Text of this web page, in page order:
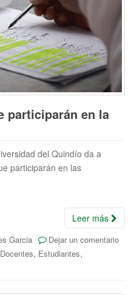
participarán en la
del Quindío da a
participarán en las
Leer más
Garcia
Dejar un comentario
Docentes, Estudiantes,